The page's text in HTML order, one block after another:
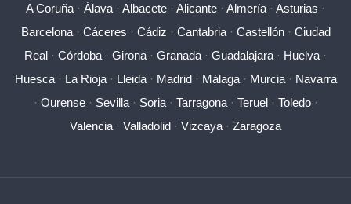
A Coruña · Álava · Albacete · Alicante · Almería · Asturias ·
Barcelona· Cáceres · Cádiz · Cantabria· Castellón· Ciudad
Real · Córdoba · Girona · Granada · Guadalajara · Huelva ·
Huesca· La Rioja· Lleida· Madrid· Málaga· Murcia· Navarra
· Ourense· Sevilla· Soria· Tarragona· Teruel· Toledo·
Valencia · Valladolid · Vizcaya · Zaragoza